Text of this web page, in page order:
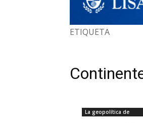
ETIQUETA
La geopolítica de